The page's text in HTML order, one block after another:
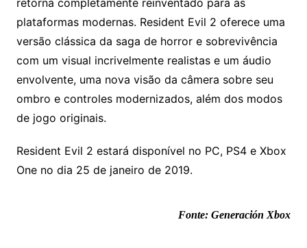
plataformas modernas. Resident Evil 2 oferece uma
versão clássica da saga de horror e sobrevivência
com um visual incrivelmente realistas e um áudio
envolvente, uma nova visão da câmera sobre seu
ombro e controles modernizados, além dos modos
de jogo originais.
Resident Evil 2 estará disponível no PC, PS4 e Xbox
One no dia 25 de janeiro de 2019.
Fonte: Generación Xbox